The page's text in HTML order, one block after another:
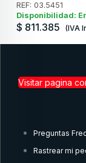
REF: 03.5451
Disponibilidad:
$ 811.385 (IVA
Visitar pagina
Preguntas
Rastrear mi